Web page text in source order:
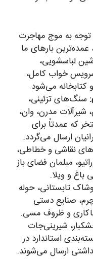
توجه به موج مهاجرت
بارهای ما
لباسشویی،
خواب کامل،
و کتابخانه می‌شود.
سنگ‌های تزئینی،
مدرن، وان،
که عمدتاً برای
ارسال می‌گردد.
نقاشی و خطاطی،
مبلمان فضای باز
باغ و ویلا.
تابستانی، حوله
صنایع دستی
و ظروف مسی.
شیرینی‌جات
استاندارد در
ارسال می‌شوند.